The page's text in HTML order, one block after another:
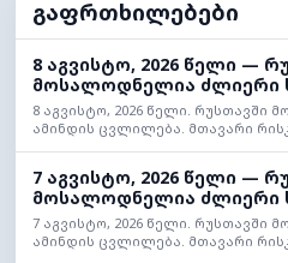
გაფრთხილებები
8 აგვისტო, 2026 წელი —
მოსალოდნელია ძლიერი
8 აგვისტო, 2026 წელი. რუსთავში
ამინდის ცვლილება. მთავარი
7 აგვისტო, 2026 წელი —
მოსალოდნელია ძლიერი
7 აგვისტო, 2026 წელი. რუსთავში
ამინდის ცვლილება. მთავარი